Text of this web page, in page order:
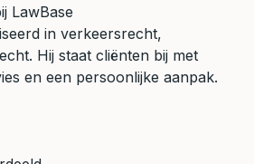
LawBase
in verkeersrecht,
Hij staat cliënten bij met
en een persoonlijke aanpak.